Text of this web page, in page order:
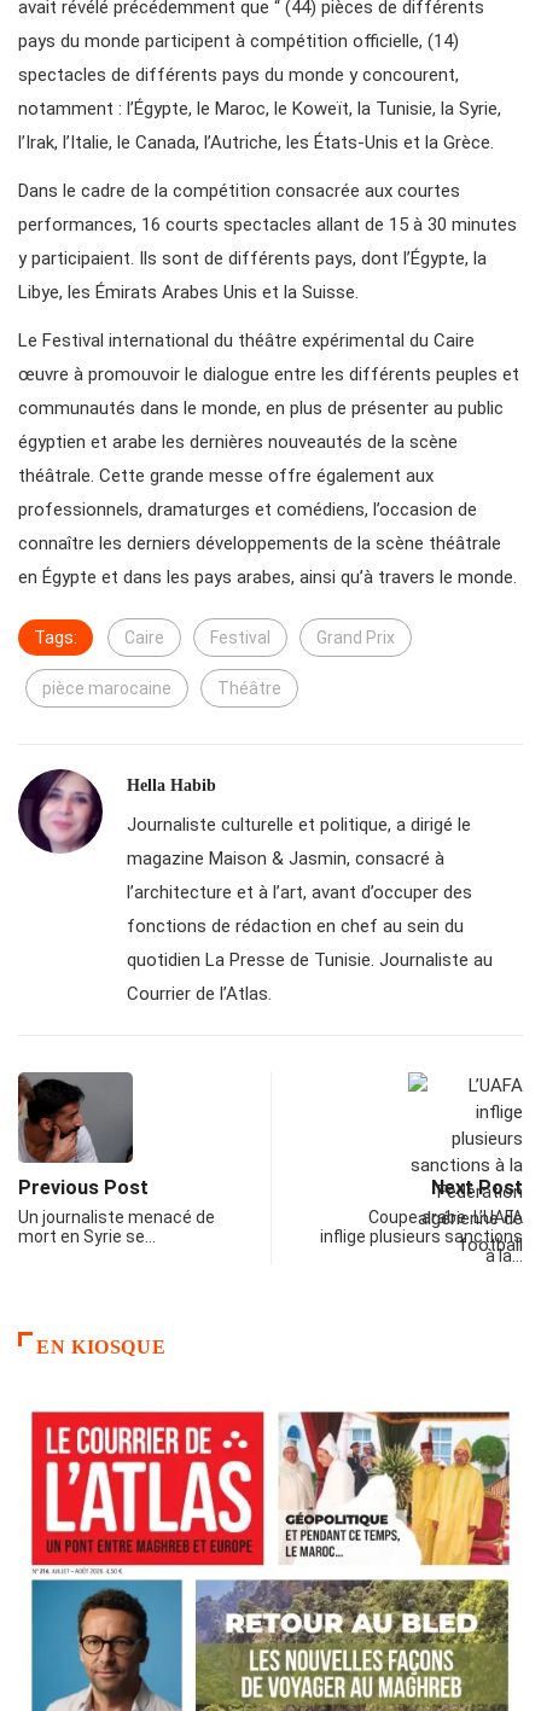
avait révélé précédemment que “ (44) pièces de différents
pays du monde participent à compétition officielle, (14)
spectacles de différents pays du monde y concourent,
notamment : l’Égypte, le Maroc, le Koweït, la Tunisie, la Syrie,
l’Irak, l’Italie, le Canada, l’Autriche, les États-Unis et la Grèce.
Dans le cadre de la compétition consacrée aux courtes
performances, 16 courts spectacles allant de 15 à 30 minutes
y participaient. Ils sont de différents pays, dont l’Égypte, la
Libye, les Émirats Arabes Unis et la Suisse.
Le Festival international du théâtre expérimental du Caire
œuvre à promouvoir le dialogue entre les différents peuples et
communautés dans le monde, en plus de présenter au public
égyptien et arabe les dernières nouveautés de la scène
théâtrale. Cette grande messe offre également aux
professionnels, dramaturges et comédiens, l’occasion de
connaître les derniers développements de la scène théâtrale
en Égypte et dans les pays arabes, ainsi qu’à travers le monde.
Tags: Caire Festival Grand Prix
pièce marocaine Théâtre
Hella Habib
Journaliste culturelle et politique, a dirigé le
magazine Maison & Jasmin, consacré à
l’architecture et à l’art, avant d’occuper des
fonctions de rédaction en chef au sein du
quotidien La Presse de Tunisie. Journaliste au
Courrier de l’Atlas.
Previous Post
Un journaliste menacé de
mort en Syrie se…
Next Post
Coupe arabe. L’UAFA
inflige plusieurs sanctions
à la…
EN KIOSQUE